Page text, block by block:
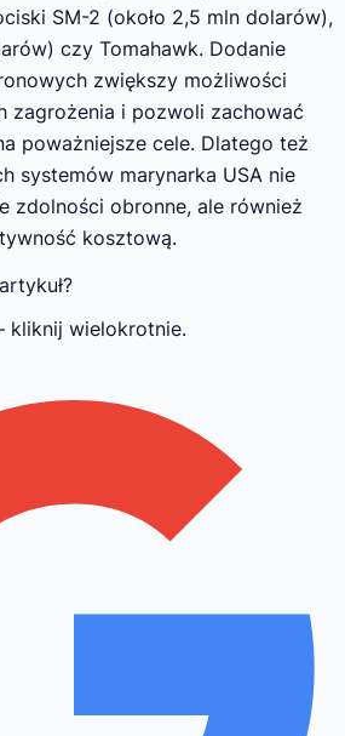
SM-2 (około 2,5 mln dolarów),
czy Tomahawk. Dodanie
zwiększy możliwości
zagrożenia i pozwoli zachować
poważniejsze cele. Dlatego też
systemów marynarka USA nie
zdolności obronne, ale również
kosztową.
kliknij wielokrotnie.